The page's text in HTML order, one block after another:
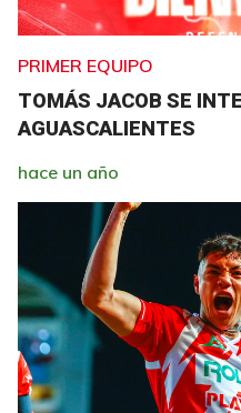
PRIMER EQUIPO
TOMÁS JACOB SE
AGUASCALIENTES
hace un año